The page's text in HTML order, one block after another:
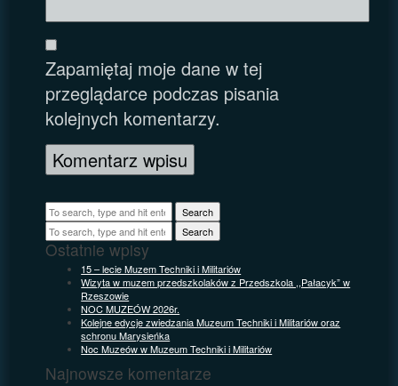
Zapamiętaj moje dane w tej
przeglądarce podczas pisania
kolejnych komentarzy.
Search
Search
Ostatnie wpisy
15 – lecie Muzem Techniki i Militariów
Wizyta w muzem przedszkolaków z Przedszkola ,,Pałacyk” w
Rzeszowie
NOC MUZEÓW 2026r.
Kolejne edycje zwiedzania Muzeum Techniki i Militariów oraz
schronu Marysieńka
Noc Muzeów w Muzeum Techniki i Militariów
Najnowsze komentarze